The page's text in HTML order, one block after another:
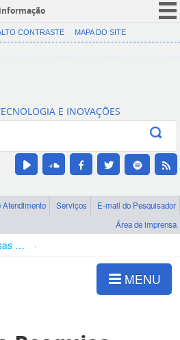
CORONAVÍRUS (COVID-19)
Canais
CONTRASTE MAPA DO SITE
E INOVAÇÕES
Atendimento Serviços
E-mail do Pesquisador
Área de imprensa
Bolsas e Auxílios Vigentes
MENU